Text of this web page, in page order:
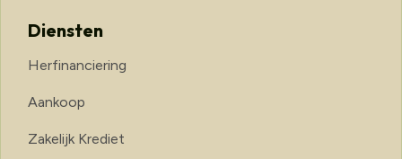
Diensten
Herfinanciering
Aankoop
Zakelijk Krediet